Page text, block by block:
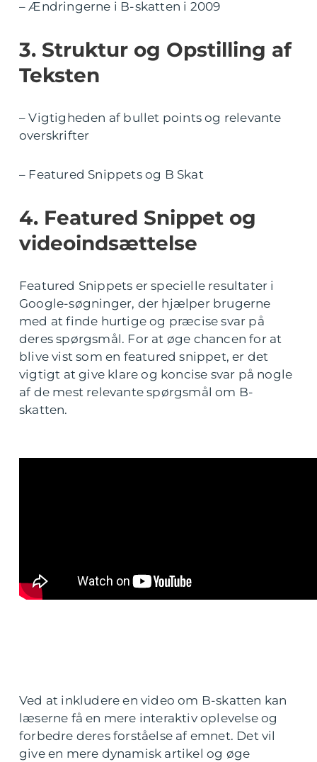
– Ændringerne i B-skatten i 2009
3. Struktur og Opstilling af
Teksten
– Vigtigheden af bullet points og relevante
overskrifter
– Featured Snippets og B Skat
4. Featured Snippet og
videoindsættelse
Featured Snippets er specielle resultater i
Google-søgninger, der hjælper brugerne
med at finde hurtige og præcise svar på
deres spørgsmål. For at øge chancen for at
blive vist som en featured snippet, er det
vigtigt at give klare og koncise svar på nogle
af de mest relevante spørgsmål om B-
skatten.
Ved at inkludere en video om B-skatten kan
læserne få en mere interaktiv oplevelse og
forbedre deres forståelse af emnet. Det vil
give en mere dynamisk artikel og øge